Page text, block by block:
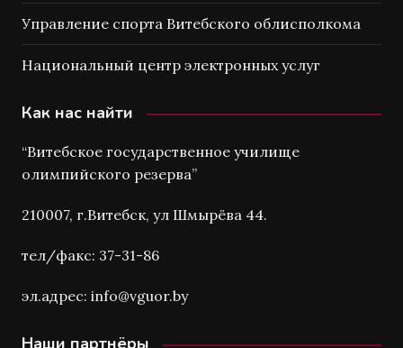
Управление спорта Витебского облисполкома
Национальный центр электронных услуг
Как нас найти
“Витебское государственное училище
олимпийского резерва”
210007, г.Витебск, ул Шмырёва 44.
тел/факс: 37-31-86
эл.адрес: info@vguor.by